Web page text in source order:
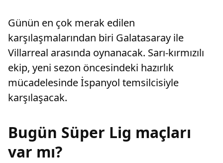
Günün en çok merak edilen
karşılaşmalarından biri Galatasaray ile
Villarreal arasında oynanacak. Sarı-kırmızılı
ekip, yeni sezon öncesindeki hazırlık
mücadelesinde İspanyol temsilcisiyle
karşılaşacak.
Bugün Süper Lig maçları
var mı?